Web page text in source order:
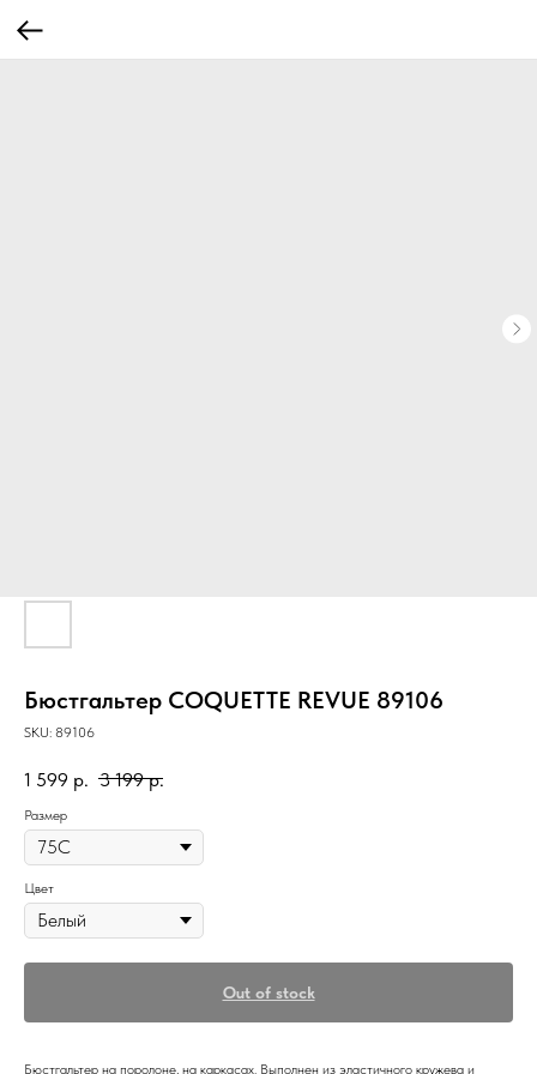
Бюстгальтер COQUETTE REVUE 89106
SKU: 89106
1 599 р. 3 199 р.
Размер
Цвет
Out of stock
Бюстгальтер на поролоне, на каркасах. Выполнен из эластичного кружева и